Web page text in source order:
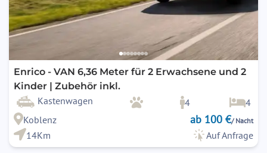
Enrico - VAN 6,36 Meter für 2 Erwachsene und 2
Kinder | Zubehör inkl.
Kastenwagen 4
4
Koblenz
ab 100 €/ Nacht
14Km Auf Anfrage